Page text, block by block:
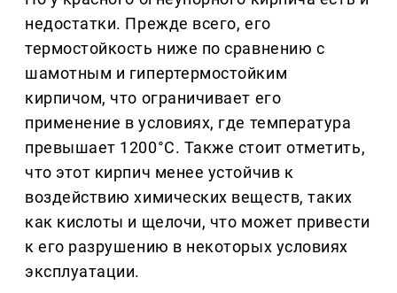
недостатки. Прежде всего, его
термостойкость ниже по сравнению с
шамотным и гипертермостойким
кирпичом, что ограничивает его
применение в условиях, где температура
превышает 1200°C. Также стоит отметить,
что этот кирпич менее устойчив к
воздействию химических веществ, таких
как кислоты и щелочи, что может привести
к его разрушению в некоторых условиях
эксплуатации.